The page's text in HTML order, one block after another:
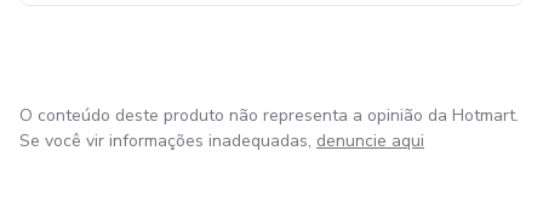
O conteúdo deste produto não representa a opinião da Hotmart.
Se você vir informações inadequadas, denuncie aqui